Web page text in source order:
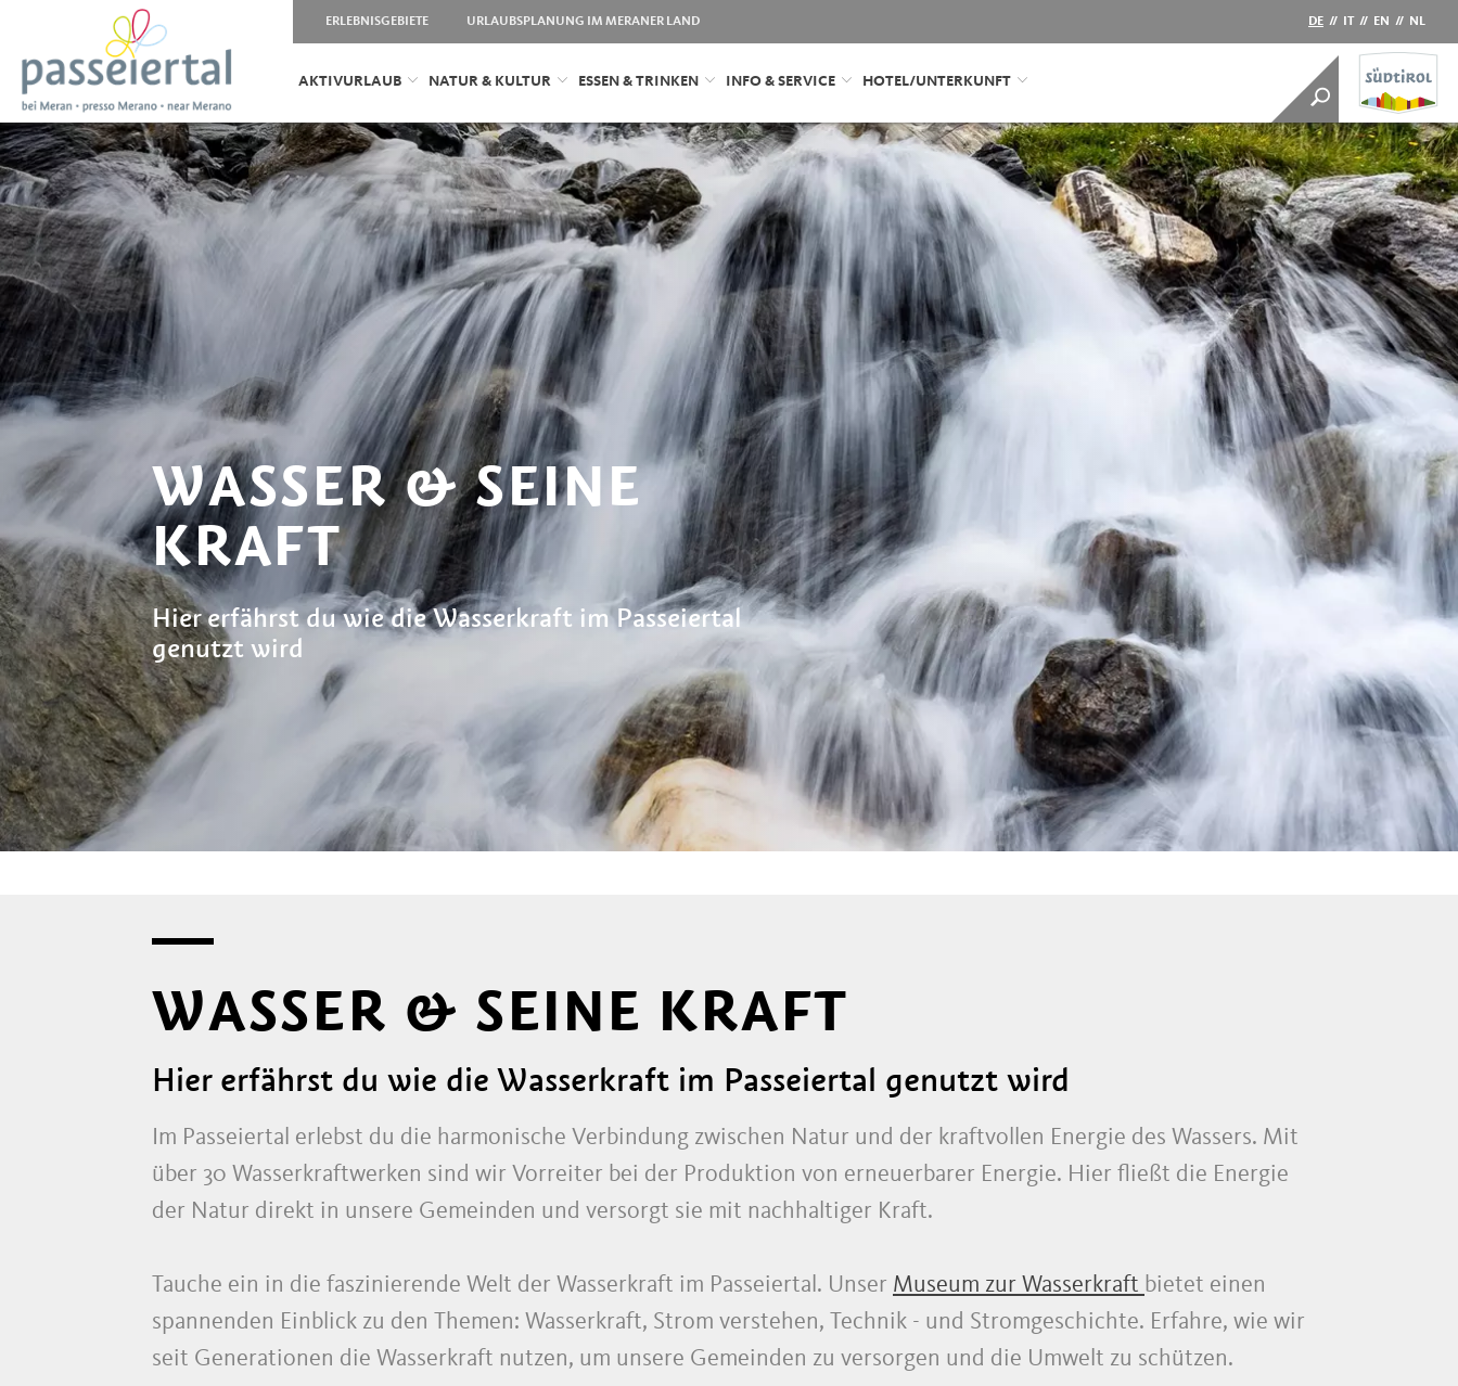
ERLEBNISGEBIETE URLAUBSPLANUNG IM MERANER LAND DE // IT // EN // NL
AKTIVURLAUB NATUR & KULTUR ESSEN & TRINKEN INFO & SERVICE HOTEL/UNTERKUNFT
WASSER & SEINE
KRAFT
Hier erfährst du wie die Wasserkraft im Passeiertal
genutzt wird
WASSER & SEINE KRAFT
Hier erfährst du wie die Wasserkraft im Passeiertal genutzt wird
Im Passeiertal erlebst du die harmonische Verbindung zwischen Natur und der kraftvollen Energie des Wassers. Mit
über 30 Wasserkraftwerken sind wir Vorreiter bei der Produktion von erneuerbarer Energie. Hier fließt die Energie
der Natur direkt in unsere Gemeinden und versorgt sie mit nachhaltiger Kraft.
Tauche ein in die faszinierende Welt der Wasserkraft im Passeiertal. Unser Museum zur Wasserkraft bietet einen
spannenden Einblick zu den Themen: Wasserkraft, Strom verstehen, Technik - und Stromgeschichte. Erfahre, wie wir
seit Generationen die Wasserkraft nutzen, um unsere Gemeinden zu versorgen und die Umwelt zu schützen.